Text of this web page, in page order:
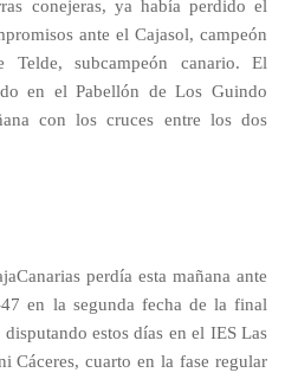
conejeras, ya había perdido el
ante el Cajasol, campeón
subcampeón canario. El
en el Pabellón de Los Guindo
con los cruces entre los dos
perdía esta mañana ante
en la segunda fecha de la final
estos días en el IES Las
Cáceres, cuarto en la fase regular